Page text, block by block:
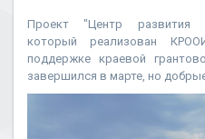
Проект "Центр развития
который реализован
поддержке краевой
завершился в марте, но